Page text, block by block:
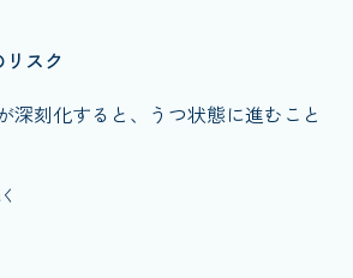
スク
深刻化すると、うつ状態に進むこと